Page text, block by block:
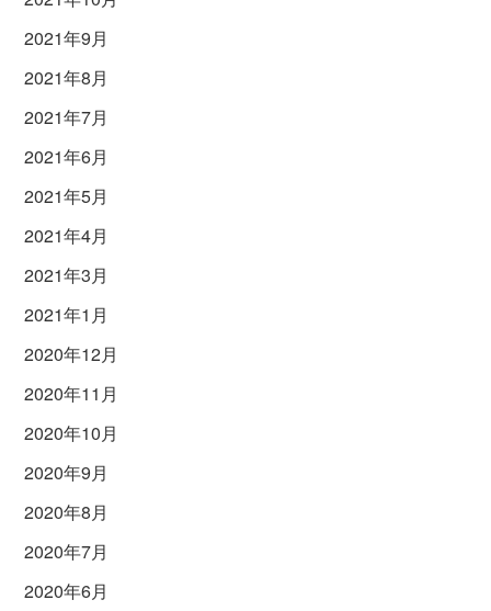
2021年9月
2021年8月
2021年7月
2021年6月
2021年5月
2021年4月
2021年3月
2021年1月
2020年12月
2020年11月
2020年10月
2020年9月
2020年8月
2020年7月
2020年6月